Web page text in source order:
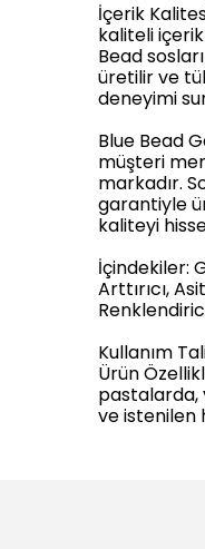
İçerik
kaliteli
Bead
üretilir ve
deneyimi
Blue Bead
müşteri
markadır.
garantiyle
kaliteyi
İçindekiler:
Arttırıcı,
Kullanım
Ürün
pastalarda,
ve istenilen